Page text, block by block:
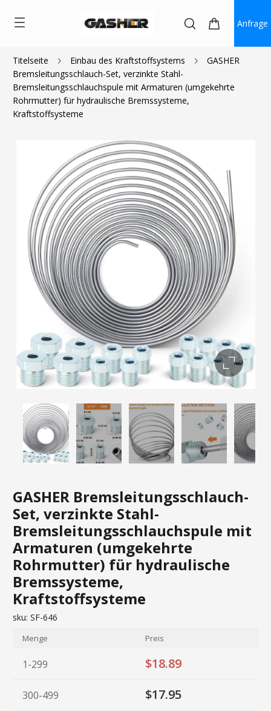
Anfrage
Titelseite Einbau des Kraftstoffsystems
GASHER
Bremsleitungsschlauch-Set, verzinkte Stahl-
Bremsleitungsschlauchspule mit Armaturen (umgekehrte
Rohrmutter) für hydraulische Bremssysteme,
Kraftstoffsysteme
GASHER Bremsleitungsschlauch-
Set, verzinkte Stahl-
Bremsleitungsschlauchspule mit
Armaturen (umgekehrte
Rohrmutter) für hydraulische
Bremssysteme,
Kraftstoffsysteme
$20.99 $18.89
sku: SF-646
Menge Preis
1-299 $18.89
300-499 $17.95